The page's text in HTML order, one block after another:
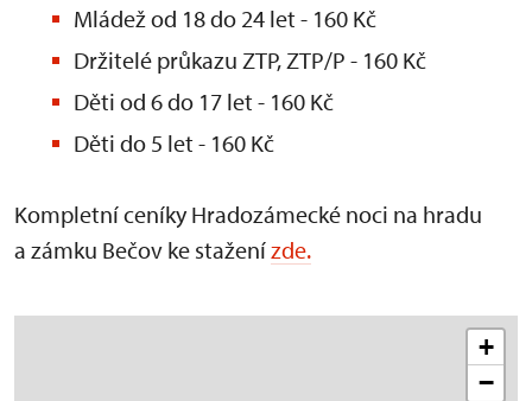
Mládež od 18 do 24 let - 160 Kč
Držitelé průkazu ZTP, ZTP/P - 160 Kč
Děti od 6 do 17 let - 160 Kč
Děti do 5 let - 160 Kč
Kompletní ceníky Hradozámecké noci na hradu
a zámku Bečov ke staženízde.
+
−